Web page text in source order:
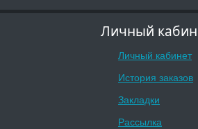
Личный
Личный кабинет
История заказов
Закладки
Рассылка